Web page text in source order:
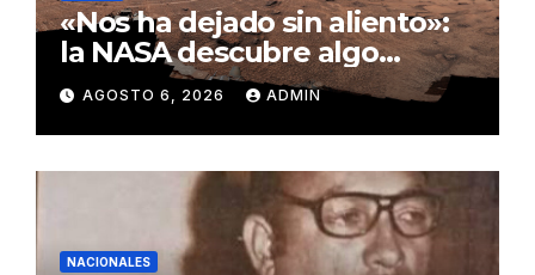
«Nos ha dejado sin aliento»:
la NASA descubre algo
insólito en Marte
AGOSTO 6, 2026 ADMIN
NACIONALES